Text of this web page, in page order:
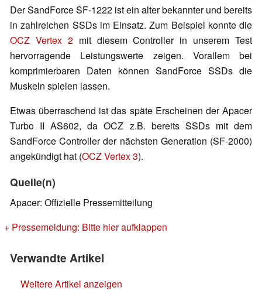
Der SandForce SF-1222 ist ein alter bekannter und bereits
in zahlreichen SSDs im Einsatz. Zum Beispiel konnte die
OCZ Vertex 2mit diesem Controller in unserem Test
hervorragende Leistungswerte zeigen. Vorallem bei
komprimierbaren Daten können SandForce SSDs die
Muskeln spielen lassen.
Etwas überraschend ist das späte Erscheinen der Apacer
Turbo II AS602, da OCZ z.B. bereits SSDs mit dem
SandForce Controller der nächsten Generation (SF-2000)
angekündigt hat (OCZ Vertex 3).
Quelle(n)
Apacer: Offizielle Pressemitteilung
+ Pressemeldung: Bitte hier aufklappen
Verwandte Artikel
Weitere Artikel anzeigen